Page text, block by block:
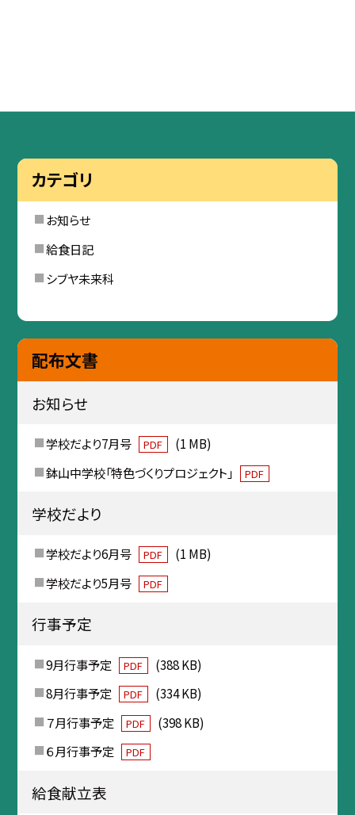
カテゴリ
お知らせ
給食日記
シブヤ未来科
配布文書
お知らせ
学校だより7月号 PDF
(1 MB)
鉢山中学校「特色づくりプロジェクト」
PDF
学校だより
学校だより6月号 PDF
(1 MB)
学校だより5月号
PDF
行事予定
9月行事予定 PDF
(388 KB)
8月行事予定
PDF
(334 KB)
７月行事予定
PDF
(398 KB)
６月行事予定
PDF
給食献立表